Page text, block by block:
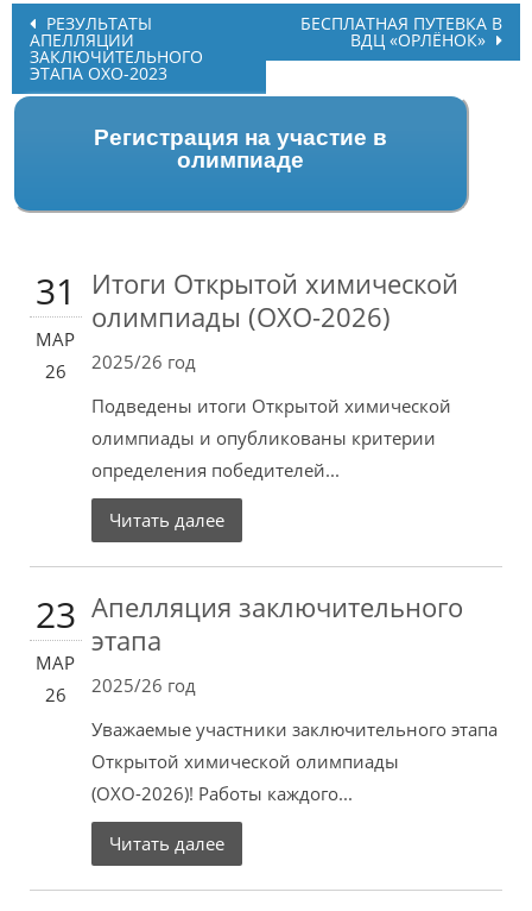
Post
navigation
РЕЗУЛЬТАТЫ
АПЕЛЛЯЦИИ
ЗАКЛЮЧИТЕЛЬНОГО
ЭТАПА ОХО-2023
БЕСПЛАТНАЯ ПУТЕВКА В
ВДЦ «ОРЛЁНОК»
Регистрация на участие в
олимпиаде
31
МАР
26
Итоги Открытой химической
олимпиады (ОХО-2026)
2025/26 год
Подведены итоги Открытой химической
олимпиады и опубликованы критерии
определения победителей...
Читать далее
23
МАР
26
Апелляция заключительного
этапа
2025/26 год
Уважаемые участники заключительного этапа
Открытой химической олимпиады
(ОХО-2026)! Работы каждого...
Читать далее